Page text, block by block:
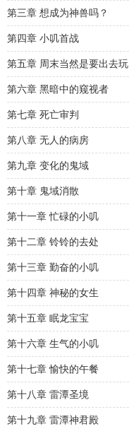
第三章 想成为神兽吗？
第四章 小叽首战
第五章 周末当然是要出去玩
第六章 黑暗中的窥视者
第七章 死亡审判
第八章 无人的病房
第九章 变化的鬼域
第十章 鬼域消散
第十一章 忙碌的小叽
第十二章 铃铃的去处
第十三章 勤奋的小叽
第十四章 神秘的女生
第十五章 眠龙宝宝
第十六章 生气的小叽
第十七章 愉快的午餐
第十八章 雷潭圣境
第十九章 雷潭神君殿